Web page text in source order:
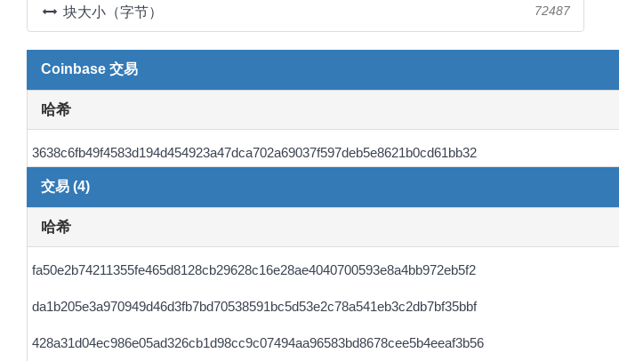
块大小（字节） 72487
Coinbase 交易
哈希
3638c6fb49f4583d194d454923a47dca702a69037f597deb5e8621b0cd61bb32
交易 (4)
哈希
fa50e2b74211355fe465d8128cb29628c16e28ae4040700593e8a4bb972eb5f2
da1b205e3a970949d46d3fb7bd70538591bc5d53e2c78a541eb3c2db7bf35bbf
428a31d04ec986e05ad326cb1d98cc9c07494aa96583bd8678cee5b4eeaf3b56